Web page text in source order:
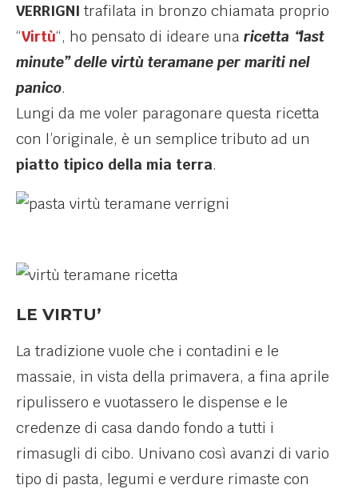
VERRIGNI trafilata in bronzo chiamata proprio
“Virtù“, ho pensato di ideare una ricetta “last
minute” delle virtù teramane per mariti nel
panico.
Lungi da me voler paragonare questa ricetta
con l’originale, è un semplice tributo ad un
piatto tipico della mia terra.
LE VIRTU’
La tradizione vuole che i contadini e le
massaie, in vista della primavera, a fina aprile
ripulissero e vuotassero le dispense e le
credenze di casa dando fondo a tutti i
rimasugli di cibo. Univano così avanzi di vario
tipo di pasta, legumi e verdure rimaste con